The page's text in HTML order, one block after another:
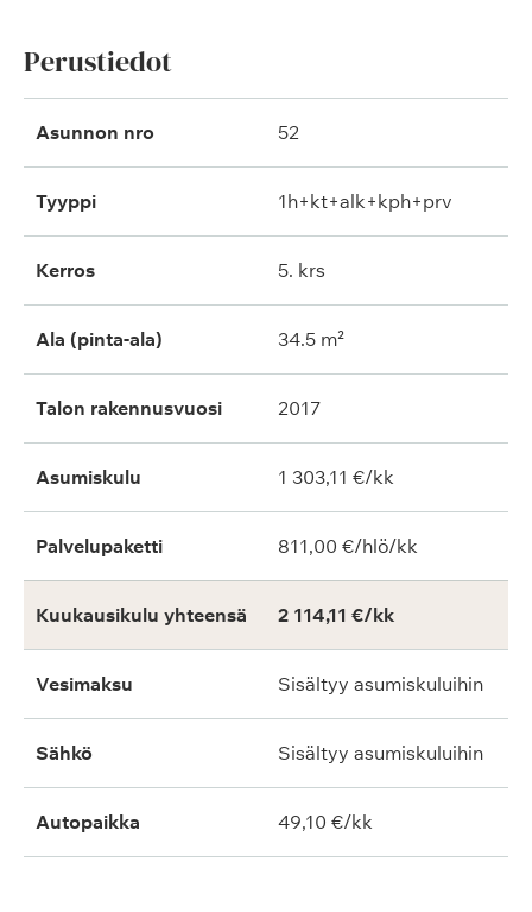
Perustiedot
Asunnon nro 52
Tyyppi 1h+kt+alk+kph+prv
Kerros 5. krs
Ala (pinta-ala) 34.5 m²
Talon rakennusvuosi 2017
Asumiskulu 1 303,11 €/kk
Palvelupaketti 811,00 €/hlö/kk
Kuukausikulu yhteensä 2 114,11 €/kk
Vesimaksu Sisältyy asumiskuluihin
Sähkö Sisältyy asumiskuluihin
Autopaikka 49,10 €/kk